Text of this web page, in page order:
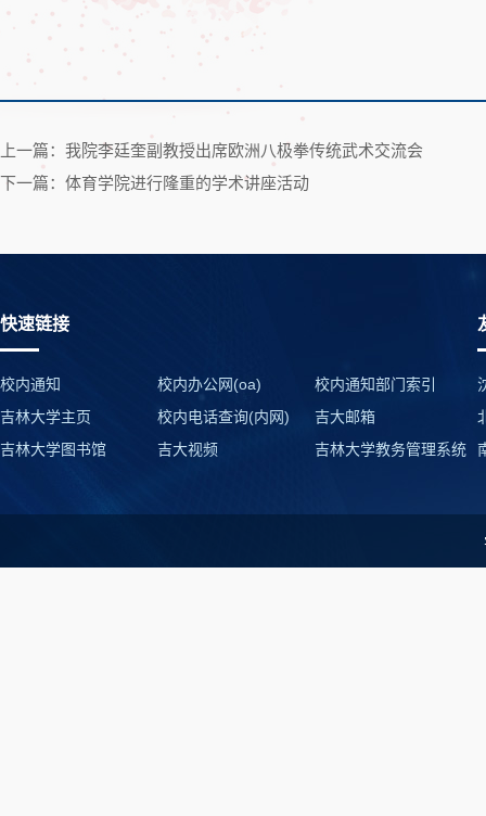
上一篇：我院李廷奎副教授出席欧洲八极拳传统武术交流会
下一篇：体育学院进行隆重的学术讲座活动
快速链接
校内通知 校内办公网(oa)
校内通知部门索引
吉林大学主页
校内电话查询(内网)
吉大邮箱
吉林大学图书馆
吉大视频 吉林大学教务管理系统